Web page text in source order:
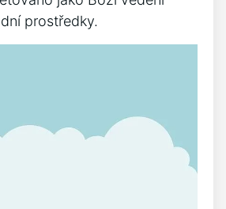
prostředky.